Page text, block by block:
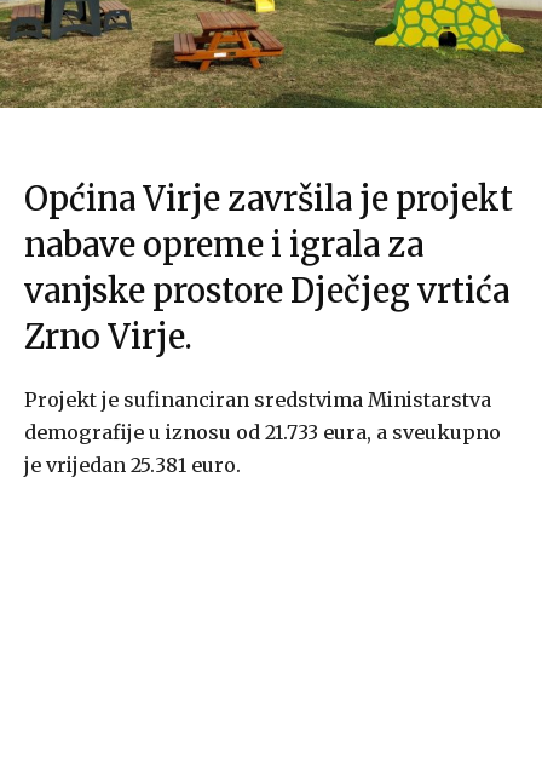
Općina Virje završila je projekt
nabave opreme i igrala za
vanjske prostore Dječjeg vrtića
Zrno Virje.
Projekt je sufinanciran sredstvima Ministarstva
demografije u iznosu od 21.733 eura, a sveukupno
je vrijedan 25.381 euro.